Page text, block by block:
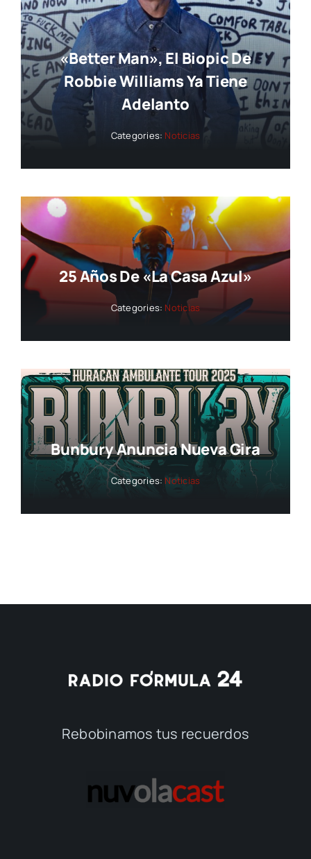
«Better Man», El Biopic De
Robbie Williams Ya Tiene
Adelanto
Categories: Noticias
25 Años De «La Casa Azul»
Categories: Noticias
Bunbury Anuncia Nueva Gira
Categories: Noticias
Rebobinamos tus recuerdos